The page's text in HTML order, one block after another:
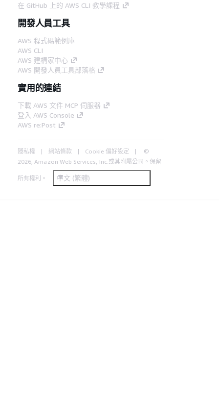
在 GitHub 上的 AWS CLI 教學課程
開發人員工具
AWS 程式碼範例庫
AWS CLI
AWS 建構家中心
AWS 開發人員工具部落格
實用的連結
下載 AWS 文件 MCP 伺服器
登入 AWS Console
AWS re:Post
隱私權 網站條款 Cookie 偏好設定
©
2026, Amazon Web Services, Inc.或其附屬公司。保留
所有權利。 中文 (繁體)